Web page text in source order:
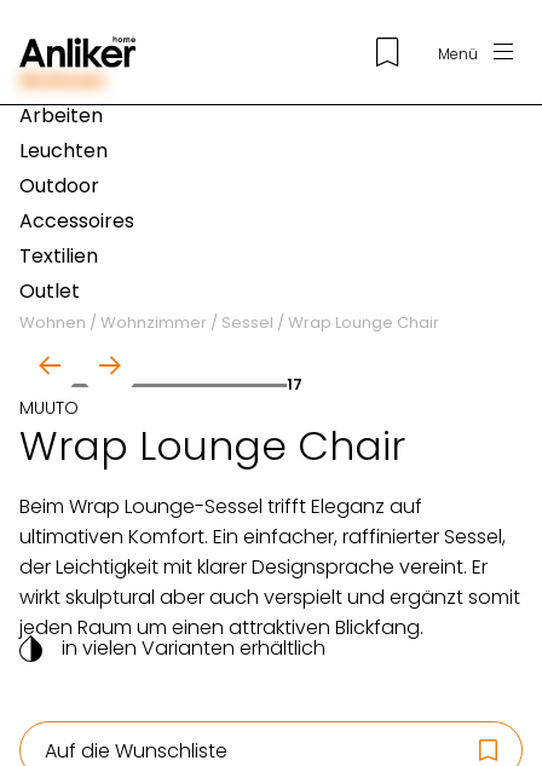
Menü
Wohnen
Arbeiten
Leuchten
Outdoor
Accessoires
Textilien
Outlet
Wohnen / Wohnzimmer / Sessel / Wrap Lounge Chair
17
MUUTO
Wrap Lounge Chair
Beim Wrap Lounge-Sessel trifft Eleganz auf
ultimativen Komfort. Ein einfacher, raffinierter Sessel,
der Leichtigkeit mit klarer Designsprache vereint. Er
wirkt skulptural aber auch verspielt und ergänzt somit
jeden Raum um einen attraktiven Blickfang.
in vielen Varianten erhältlich
Auf die Wunschliste